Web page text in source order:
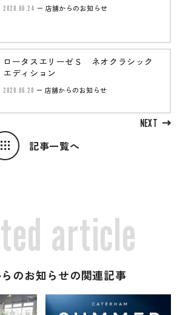
2020.06.24 店舗からのお知らせ
記事一覧へ
NEXT
ロータスエリーゼＳ ネオクラシック
エディション
2020.06.28 店舗からのお知らせ
ted article
のお知らせの関連記事